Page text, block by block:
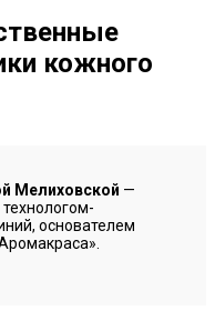
кожного
Мелиховской —
основателем